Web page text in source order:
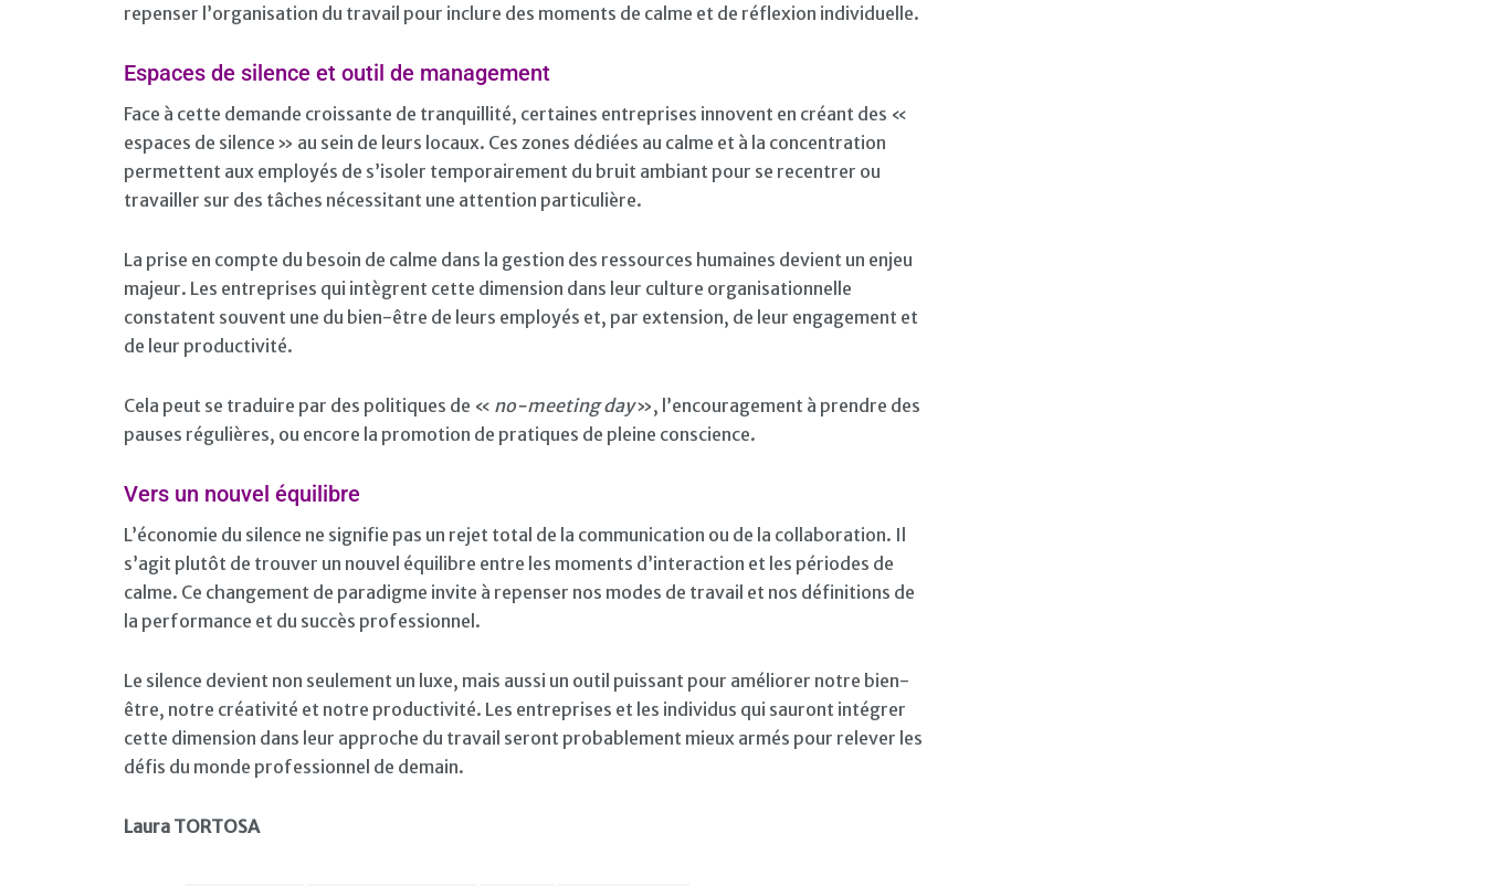
repenser l’organisation du travail pour inclure des moments de calme et de réflexion individuelle.
Espaces de silence et outil de management
Face à cette demande croissante de tranquillité, certaines entreprises innovent en créant des «
espaces de silence » au sein de leurs locaux. Ces zones dédiées au calme et à la concentration
permettent aux employés de s’isoler temporairement du bruit ambiant pour se recentrer ou
travailler sur des tâches nécessitant une attention particulière.
La prise en compte du besoin de calme dans la gestion des ressources humaines devient un enjeu
majeur. Les entreprises qui intègrent cette dimension dans leur culture organisationnelle
constatent souvent une du bien-être de leurs employés et, par extension, de leur engagement et
de leur productivité.
Cela peut se traduire par des politiques de « no-meeting day», l’encouragement à prendre des
pauses régulières, ou encore la promotion de pratiques de pleine conscience.
Vers un nouvel équilibre
L’économie du silence ne signifie pas un rejet total de la communication ou de la collaboration. Il
s’agit plutôt de trouver un nouvel équilibre entre les moments d’interaction et les périodes de
calme. Ce changement de paradigme invite à repenser nos modes de travail et nos définitions de
la performance et du succès professionnel.
Le silence devient non seulement un luxe, mais aussi un outil puissant pour améliorer notre bien-
être, notre créativité et notre productivité. Les entreprises et les individus qui sauront intégrer
cette dimension dans leur approche du travail seront probablement mieux armés pour relever les
défis du monde professionnel de demain.
Laura TORTOSA